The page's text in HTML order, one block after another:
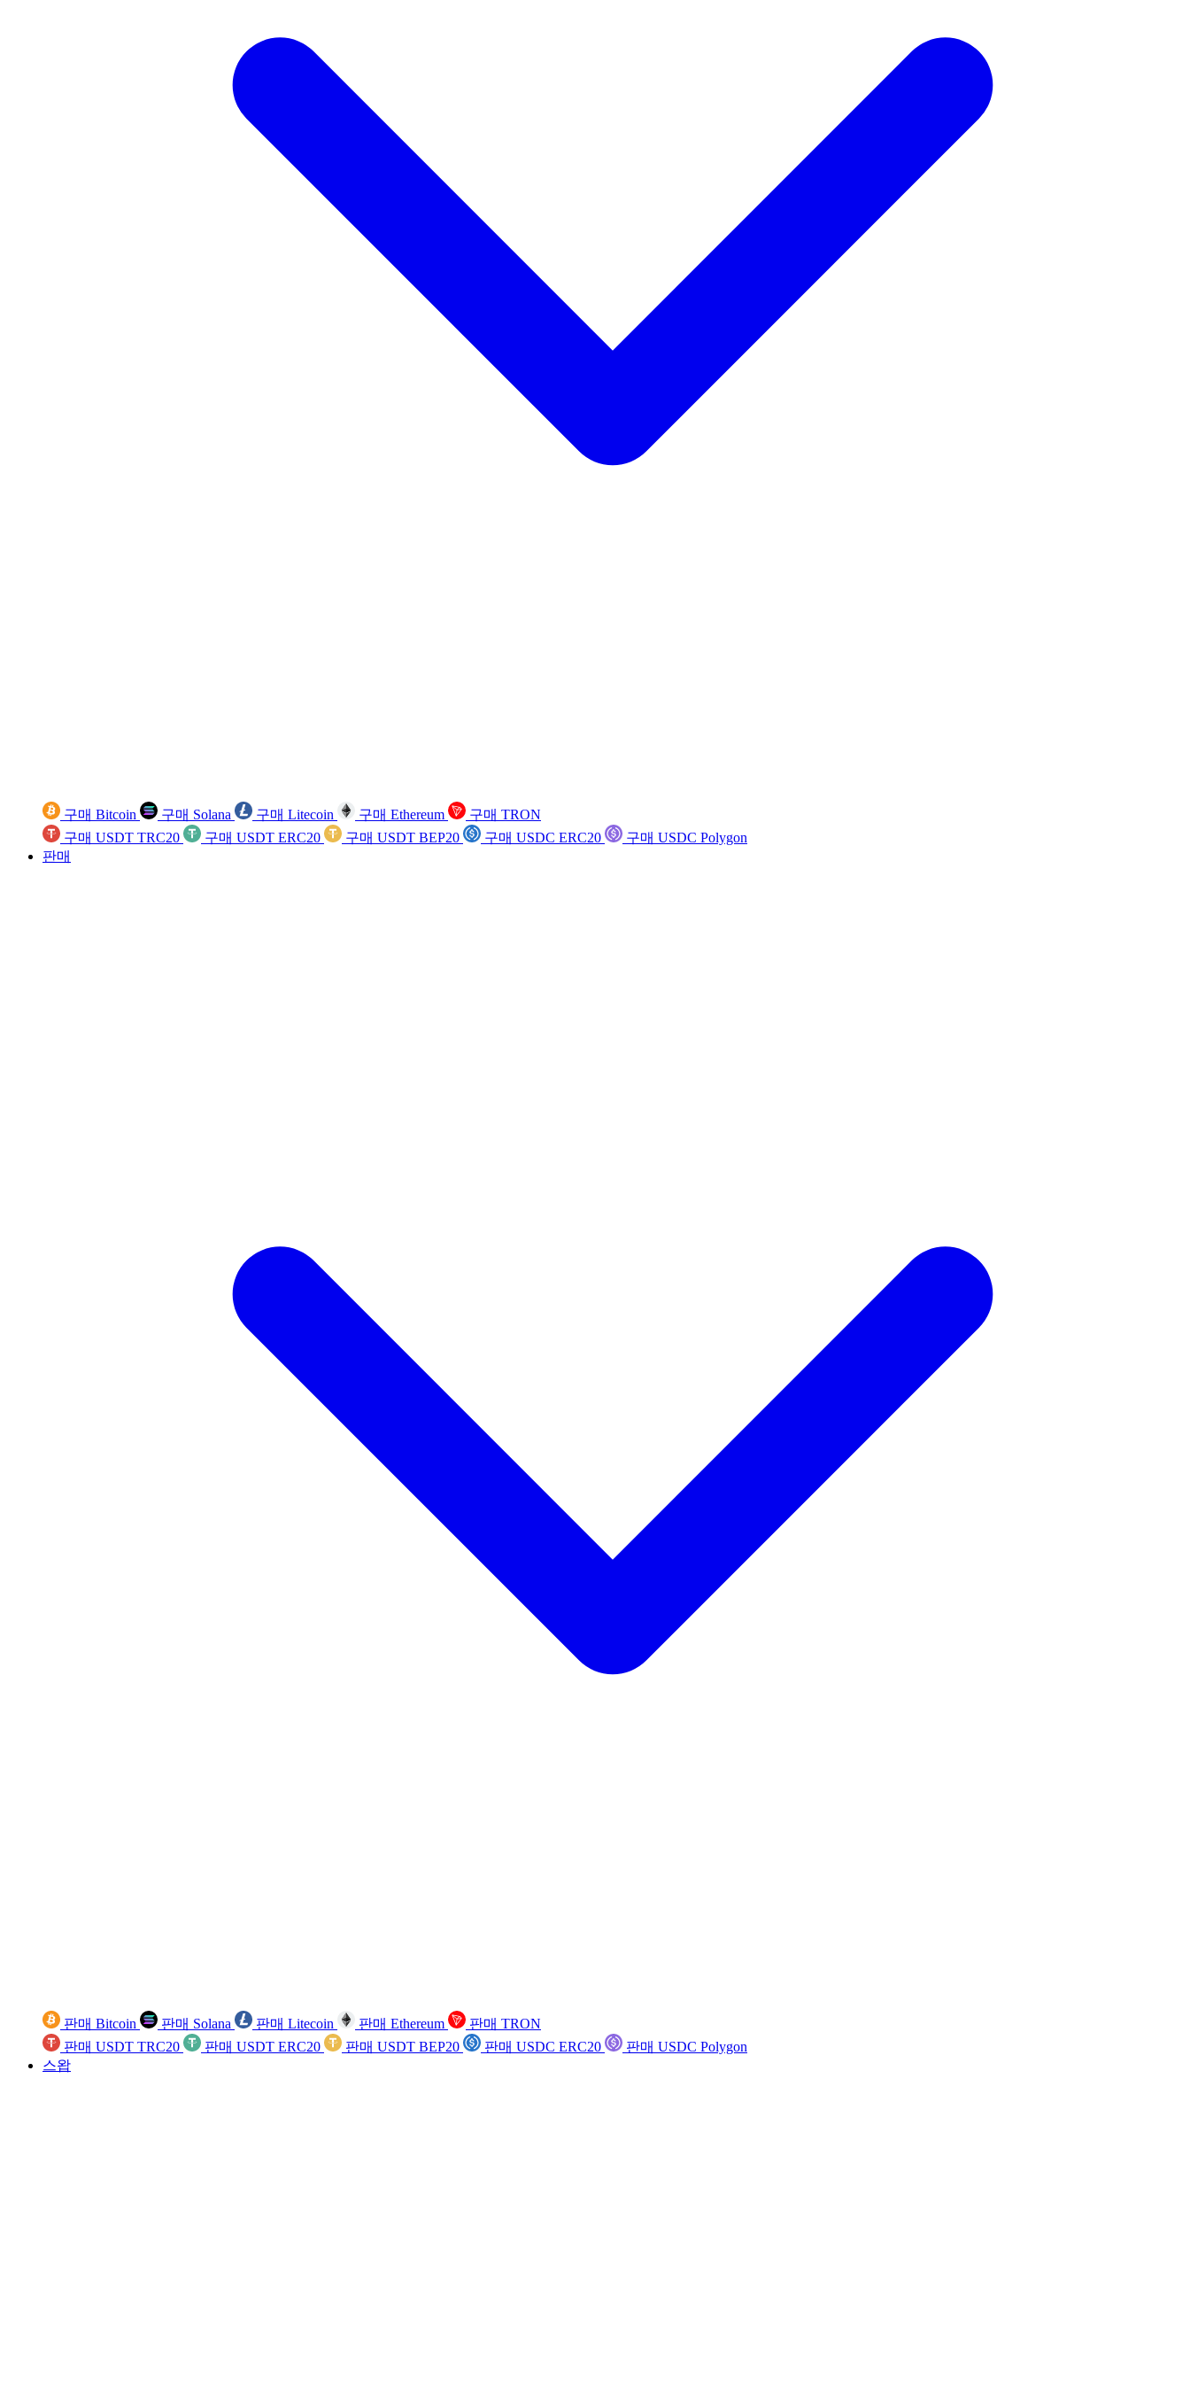
구매 Bitcoin 구매 Solana 구매 Litecoin 구매 Ethereum
구매 TRON
구매 USDT TRC20
구매 USDT ERC20 구매 USDT BEP20 구매 USDC ERC20
구매 USDC Polygon
판매
판매 Bitcoin 판매 Solana 판매 Litecoin 판매 Ethereum
판매 TRON
판매 USDT TRC20
판매 USDT ERC20 판매 USDT BEP20 판매 USDC ERC20
판매 USDC Polygon
스왑